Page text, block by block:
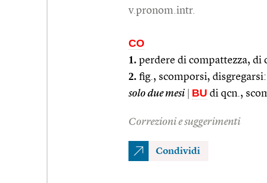
v.pronom.intr.
CO
1. perdere di compattezza, di
2. fig., scomporsi, disgregarsi:
solo due mesi
BU di qcn.,
Correzioni e suggerimenti
Condividi